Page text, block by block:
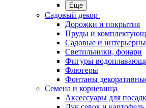
Еще
Садовый декор
Дорожки и покрытия
Пруды и
Садовые и
Светильники, фонари
Фигуры
Флюгеры
Фонтаны
Семена и корневища
Аксессуары для